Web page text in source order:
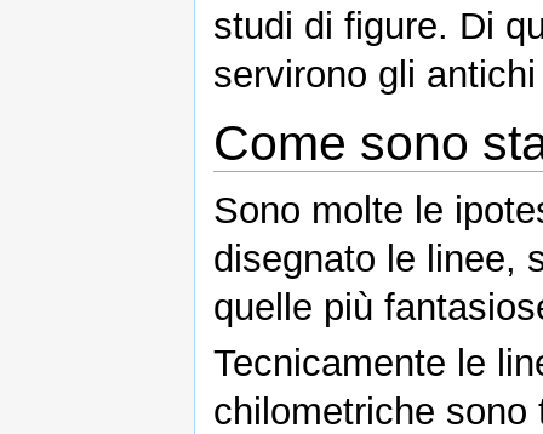
studi di figure. Di
servirono gli
Come sono
Sono molte le
disegnato le linee,
quelle più
Tecnicamente le
chilometriche